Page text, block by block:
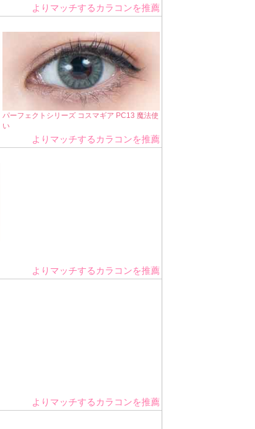
よりマッチするカラコンを推薦
パーフェクトシリーズ コスマギア PC13 魔法使
い
よりマッチするカラコンを推薦
よりマッチするカラコンを推薦
よりマッチするカラコンを推薦